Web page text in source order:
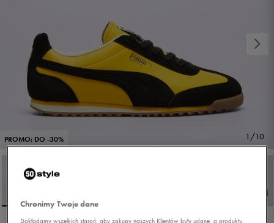
PROMO: DO -30% 1/10
Chronimy Twoje dane
Dokładamy wszelkich starań, aby zakupy naszych Klientów były udane, a produkty,